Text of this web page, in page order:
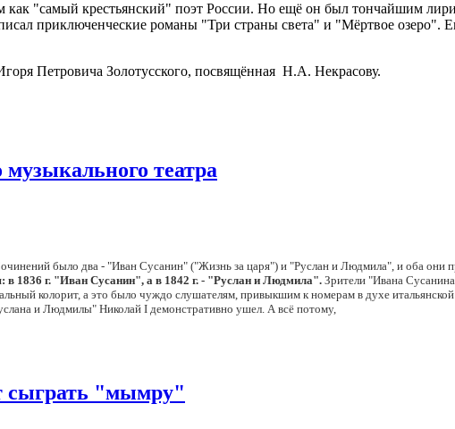
как "самый крестьянский" поэт России. Но ещё он был тончайшим
приключенческие романы "Три страны света" и "Мёртвое озеро".
Петровича Золотусского, посвящённая Н.А. Некрасову.
театра
было два - "Иван Сусанин" ("Жизнь за царя") и "Руслан и Людмила", и оба они
в 1836 г. "Иван Сусанин", а в 1842 г. - "Руслан и Людмила". Зрители "Ивана
колорит, а это было чуждо слушателям, привыкшим к номерам в духе
и Людмилы" Николай I демонстративно ушел. А всё потому,
сыграть "мымру"